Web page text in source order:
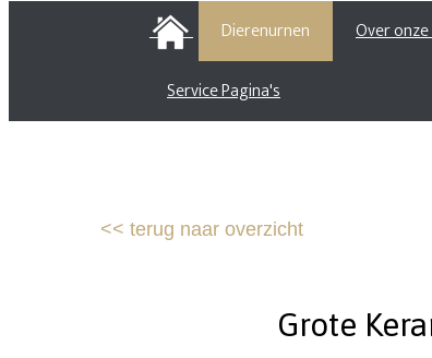
HOME Dierenurnen Over
Service Pagina's
<< terug naar overzicht
Grote